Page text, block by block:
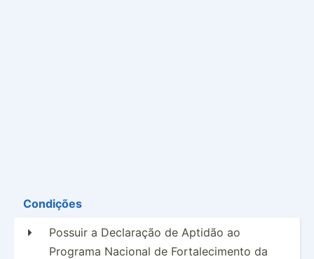
Condições

Possuir a Declaração de Aptidão ao
Programa Nacional de Fortalecimento da